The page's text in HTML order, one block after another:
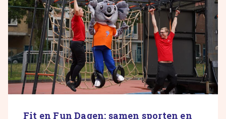
Fit en Fun Dagen: samen sporten en